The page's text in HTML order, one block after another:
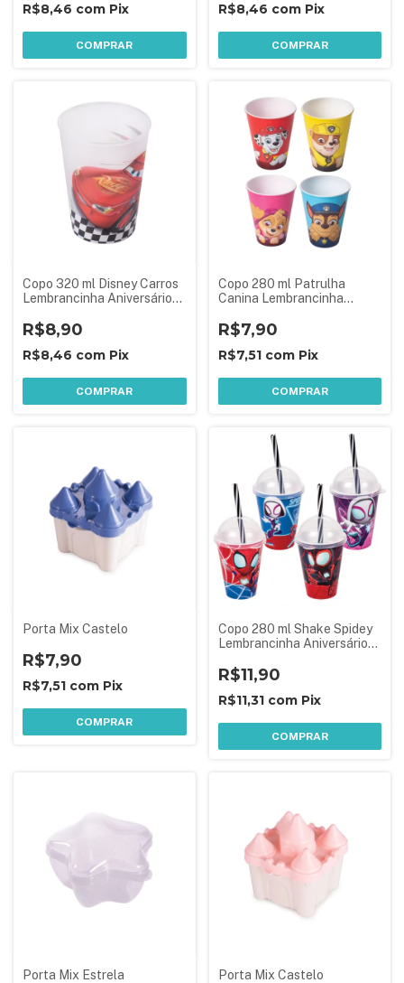
R$8,46 com Pix
COMPRAR
R$8,46 com Pix
COMPRAR
Copo 320 ml Disney Carros
Lembrancinha Aniversário
R$8,90
R$8,46 com Pix
COMPRAR
Copo 280 ml Patrulha
Canina Lembrancinha
Peça Sortida
R$7,90
R$7,51 com Pix
COMPRAR
Porta Mix Castelo
R$7,90
R$7,51 com Pix
COMPRAR
Copo 280 ml Shake Spidey
Lembrancinha Aniversário
Sortida
R$11,90
R$11,31 com Pix
COMPRAR
Porta Mix Estrela Porta Mix Castelo